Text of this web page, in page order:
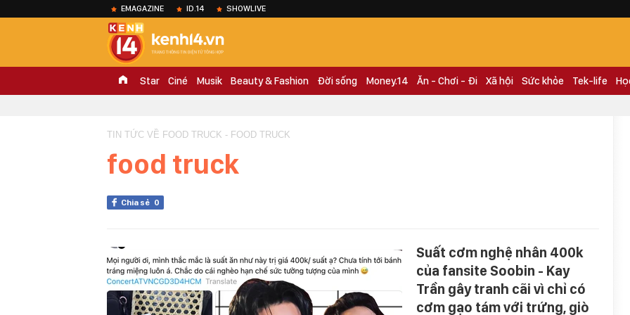
EMAGAZINE ID.14 SHOWLIVE
Star Ciné Musik Beauty & Fashion Đời sống Money.14 Ăn - Chơi - Đi Xã hội Sức khỏe Tek-life
TIN TỨC VỀ FOOD TRUCK - FOOD TRUCK
food truck
Chia sẻ 0
Suất cơm nghệ nhân 400k
của fansite Soobin - Kay
Trần gây tranh cãi vì chỉ có
cơm gạo tám với trứng, giò